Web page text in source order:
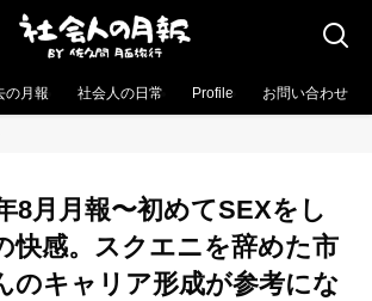
の月報 社会人の日常 Profile お問い合わせ
8月月報〜初めてSEXをし
快感。スクエニを辞めた市
のキャリア形成が参考にな